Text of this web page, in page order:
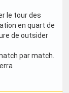
le tour des
en quart de
de outsider
par match.